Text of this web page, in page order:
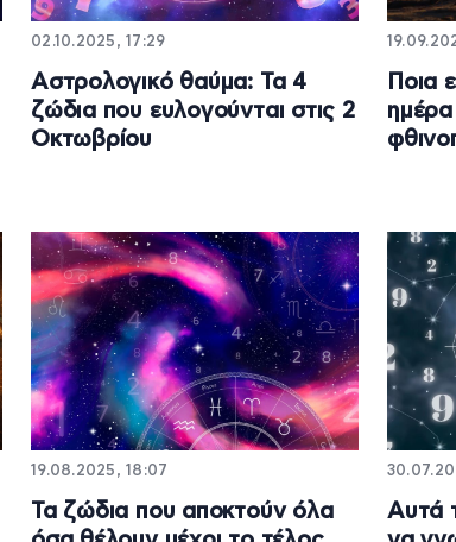
02.10.2025, 17:29
Αστρολογικό θαύμα: Τα 4
ζώδια που ευλογούνται στις 2
Οκτωβρίου
Ποια
ημέρα
19.08.2025, 18:07
Τα ζώδια που αποκτούν όλα
Αυτά